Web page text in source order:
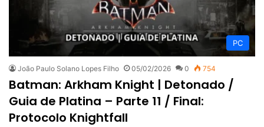
PC
João Paulo Solano Lopes Filho 05/02/2026 0 754
Batman: Arkham Knight | Detonado /
Guia de Platina – Parte 11 / Final:
Protocolo Knightfall